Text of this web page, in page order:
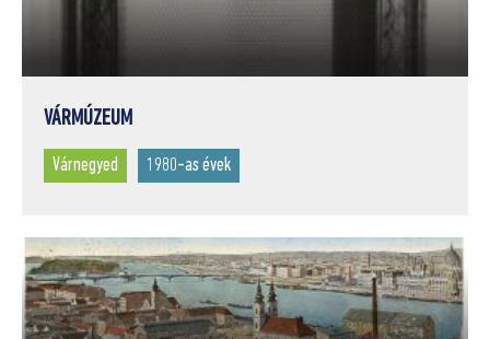
VÁRMÚZEUM
Várnegyed 1980-as évek